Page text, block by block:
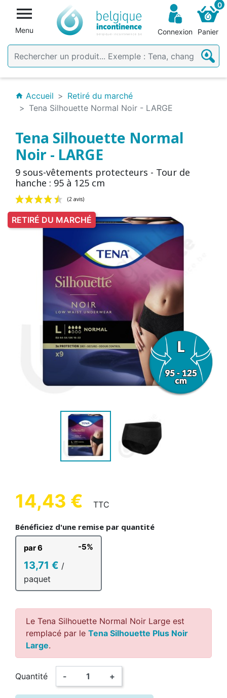

Menu Connexion
0
Panier
home Accueil
Retiré du marché
Tena Silhouette Normal Noir - LARGE
Tena Silhouette Normal
Noir - LARGE
9 sous-vêtements protecteurs - Tour de
hanche : 95 à 125 cm
RETIRÉ DU MARCHÉ
14,43 € TTC
Bénéficiez d'une remise par quantité
par 6 -5%
13,71 € /
paquet
Le Tena Silhouette Normal Noir Large est
remplacé par le Tena Silhouette Plus Noir
Large.
Quantité - +